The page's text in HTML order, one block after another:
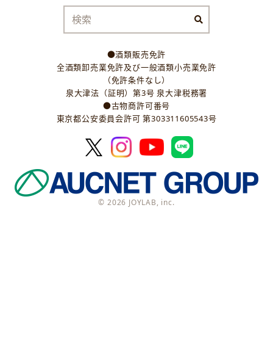
●酒類販売免許
全酒類卸売業免許及び一般酒類小売業免許
（免許条件なし）
泉大津法（証明）第3号 泉大津税務署
●古物商許可番号
東京都公安委員会許可 第303311605543号
© 2026 JOYLAB, inc.